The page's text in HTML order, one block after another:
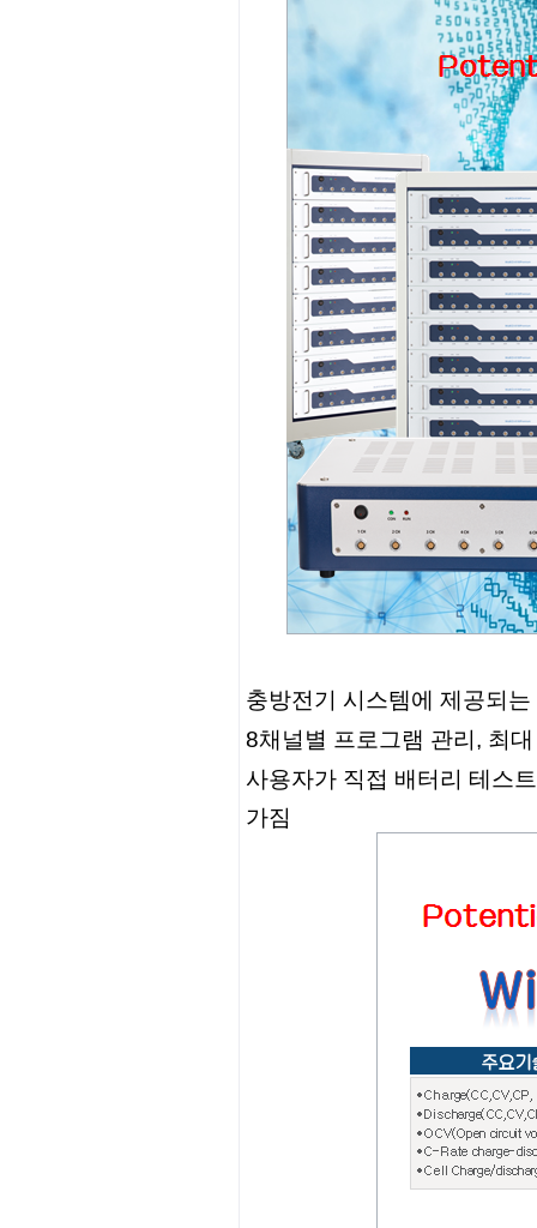
충방전기 시스템에 제공되
8채널별 프로그램 관리, 최
사용자가 직접 배터리 테스
가짐